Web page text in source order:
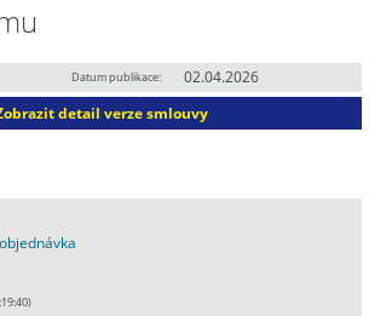
Datum publikace:
02.04.2026
detail verze smlouvy